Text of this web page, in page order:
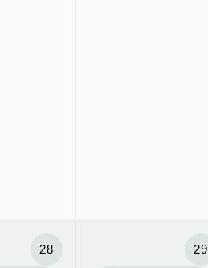
28 29